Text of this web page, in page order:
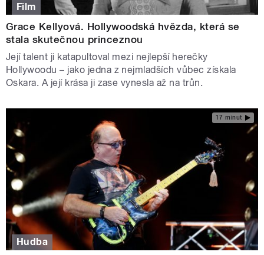
Film
Grace Kellyová. Hollywoodská hvězda, která se
stala skutečnou princeznou
Její talent ji katapultoval mezi nejlepší herečky
Hollywoodu – jako jedna z nejmladších vůbec získala
Oskara. A její krása ji zase vynesla až na trůn.
17 minut
Hudba